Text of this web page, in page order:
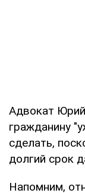
Адвокат
гражданину
сделать,
долгий срок
Напомним,